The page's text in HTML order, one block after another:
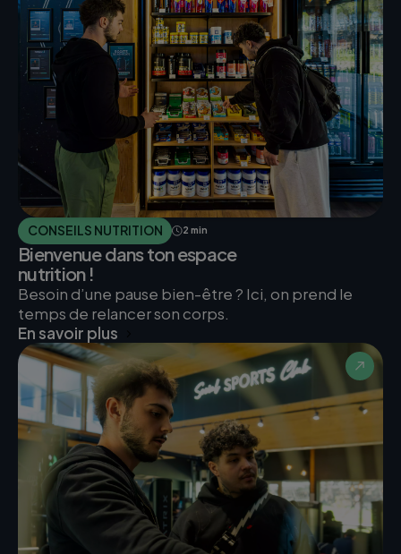
CONSEILS NUTRITION 2 min
Bienvenue dans ton espace
nutrition !
Besoin d’une pause bien-être ? Ici, on prend le
temps de relancer son corps.
En savoir plus